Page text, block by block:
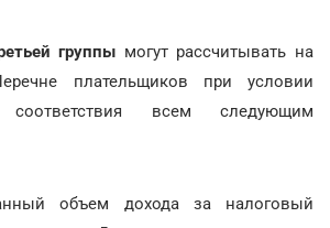
группы могут рассчитывать на
плательщиков при условии
соответствия всем следующим
объем дохода за налоговый